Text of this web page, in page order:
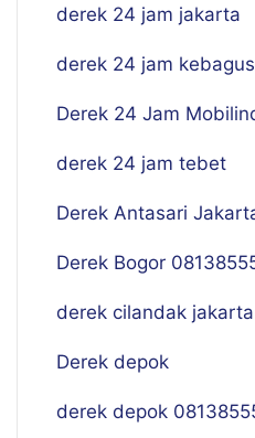
derek 24 jam jakarta
derek 24 jam
Derek 24 Jam
derek 24 jam tebet
Derek Antasari
Derek Bogor
derek cilandak
Derek depok
derek depok